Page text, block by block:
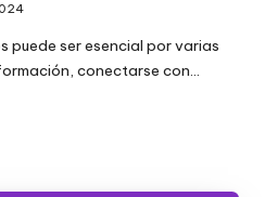
puede ser esencial por varias
conectarse con...